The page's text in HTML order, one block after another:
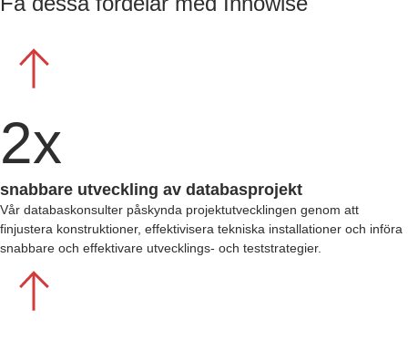
2x
snabbare utveckling av databasprojekt
Vår databaskonsulter påskynda projektutvecklingen genom att
finjustera konstruktioner, effektivisera tekniska installationer och införa
snabbare och effektivare utvecklings- och teststrategier.